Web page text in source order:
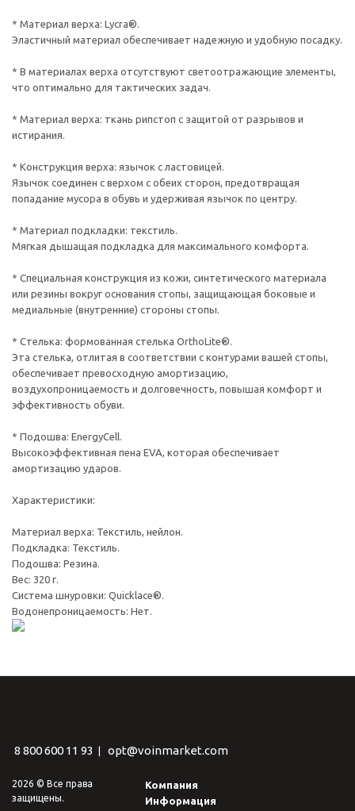
* Материал верха: Lycra®.
Эластичный материал обеспечивает надежную и удобную посадку.
* В материалах верха отсутствуют светоотражающие элементы,
что оптимально для тактических задач.
* Материал верха: ткань рипстоп с защитой от разрывов и
истирания.
* Конструкция верха: язычок с ластовицей.
Язычок соединен с верхом с обеих сторон, предотвращая
попадание мусора в обувь и удерживая язычок по центру.
* Материал подкладки: текстиль.
Мягкая дышащая подкладка для максимального комфорта.
* Специальная конструкция из кожи, синтетического материала
или резины вокруг основания стопы, защищающая боковые и
медиальные (внутренние) стороны стопы.
* Стелька: формованная стелька OrthoLite®.
Эта стелька, отлитая в соответствии с контурами вашей стопы,
обеспечивает превосходную амортизацию,
воздухопроницаемость и долговечность, повышая комфорт и
эффективность обуви.
* Подошва: EnergyCell.
Высокоэффективная пена EVA, которая обеспечивает
амортизацию ударов.
Характеристики:
Материал верха: Текстиль, нейлон.
Подкладка: Текстиль.
Подошва: Резина.
Вес: 320 г.
Система шнуровки: Quicklace®.
Водонепроницаемость: Нет.
8 800 600 11 93 opt@voinmarket.com
2026 © Все права
защищены.
Компания
Информация